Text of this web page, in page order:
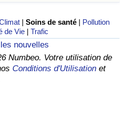
|Soins de santé | Pollution
de Vie |Trafic
nouvelles
Numbeo. Votre utilisation de
Conditions d'Utilisation et